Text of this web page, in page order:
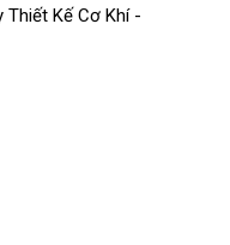
Thiết Kế Cơ Khí -